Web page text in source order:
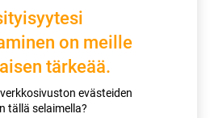
on meille
tärkeää.
evästeiden
tällä selaimella?